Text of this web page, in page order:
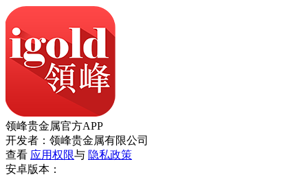
领峰贵金属官方APP
开发者：领峰贵金属有限公司
查看 应用权限与 隐私政策
安卓版本：